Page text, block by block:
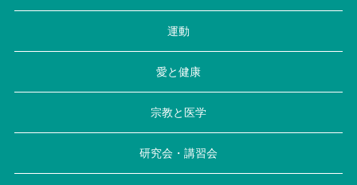
運動
愛と健康
宗教と医学
研究会・講習会